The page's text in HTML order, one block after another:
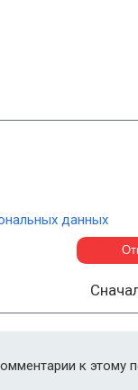
данных
к этому